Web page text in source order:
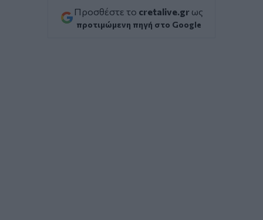
Προσθέστε το cretalive.gr ως
προτιμώμενη πηγή στο Google